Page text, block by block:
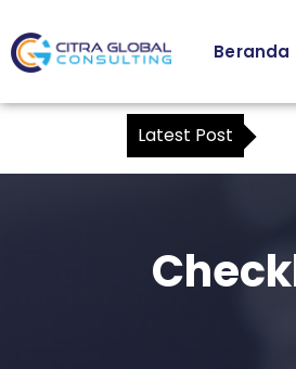
Beranda
Latest Post
Karyawan sebagai Kuasa Wajib